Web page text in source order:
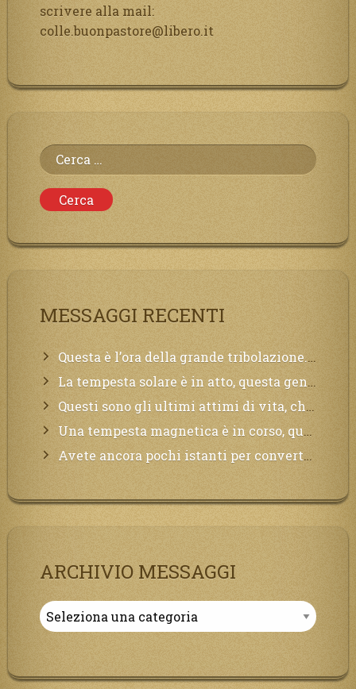
scrivere alla mail:
colle.buonpastore@libero.it
Ricerca
per:
MESSAGGI RECENTI
Questa è l’ora della grande tribolazione. Volgetemi il vostro cuore
La tempesta solare è in atto, questa generazione soffrirà molto, la Terra arderà, l’acqua sarà contaminata, il cibo non sarà più nelle vostre mense.
Questi sono gli ultimi attimi di vita, chi si vuole salvare Mi chiami in suo aiuto.
Una tempesta magnetica è in corso, questa generazione patirà. Il black out non tarderà ad arrivare e tutta la Terra sarà oscurata.
Avete ancora pochi istanti per convertirvi, non perdete tempo, la sciagura arriverà all’improvviso e per chi non si sarà preparato saranno dolori.
ARCHIVIO MESSAGGI
Archivio
Messaggi